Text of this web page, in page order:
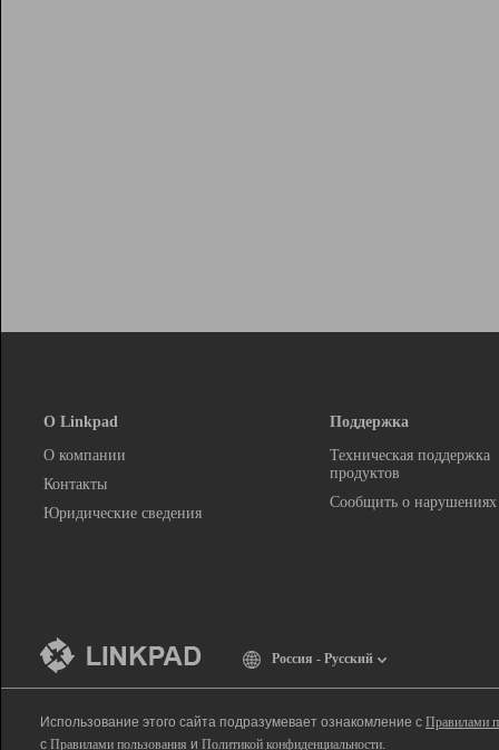
О Linkpad
О компании
Контакты
Юридические сведения
Поддержка
Техническая поддержка
продуктов
Сообщить о нарушениях
Россия - Русский
Использование этого сайта подразумевает ознакомление с Правилами
с Правилами пользования и Политикой конфиденциальности.